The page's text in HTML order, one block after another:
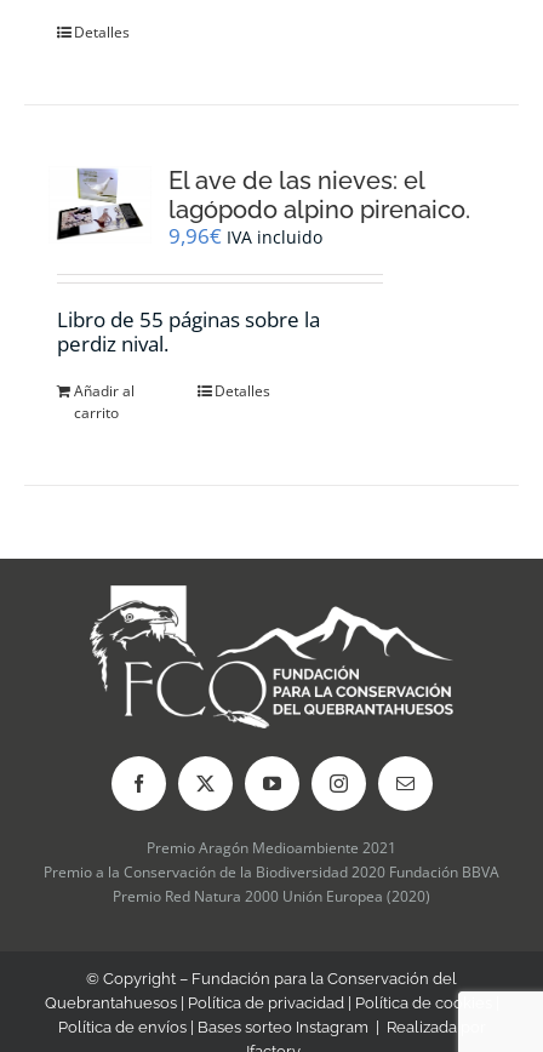
Detalles
El ave de las nieves: el
lagópodo alpino pirenaico.
9,96€ IVA incluido
Libro de 55 páginas sobre la
perdiz nival.
Añadir al
carrito
Detalles
Premio Aragón Medioambiente 2021
Premio a la Conservación de la Biodiversidad 2020 Fundación BBVA
Premio Red Natura 2000 Unión Europea (2020)
© Copyright – Fundación para la Conservación del
Quebrantahuesos | Política de privacidad | Política de cookies
Política de envíos| Bases sorteo Instagram | Realizada por